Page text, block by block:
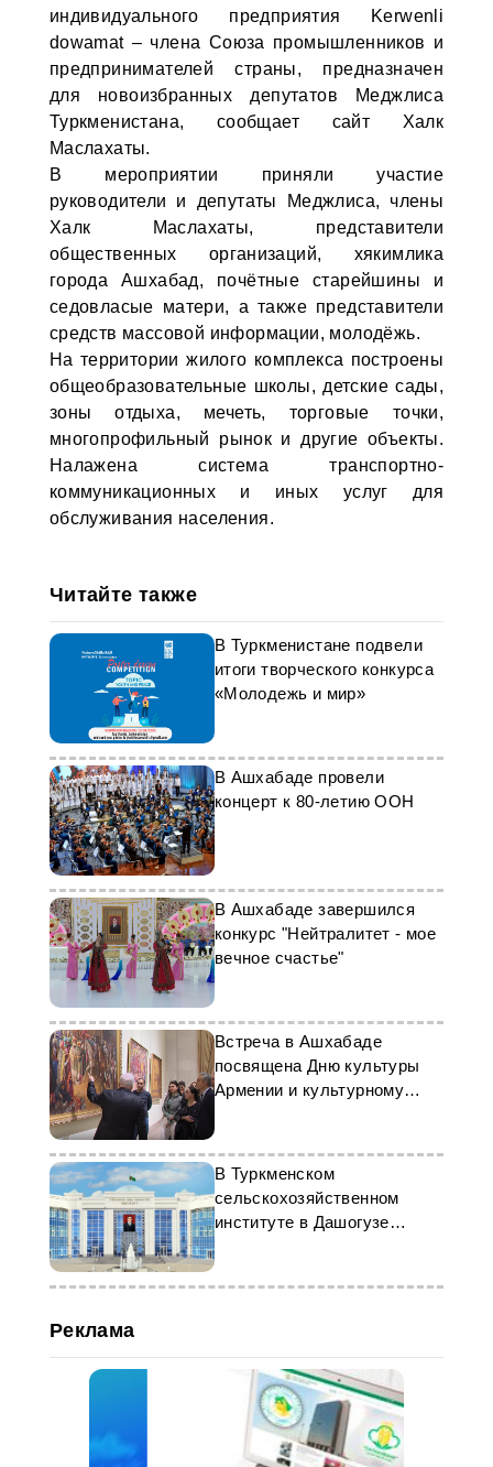
индивидуального предприятия Kerwenli
dowamat – члена Союза промышленников и
предпринимателей страны, предназначен
для новоизбранных депутатов Меджлиса
Туркменистана, сообщает сайт Халк
Маслахаты.
В мероприятии приняли участие
руководители и депутаты Меджлиса, члены
Халк Маслахаты, представители
общественных организаций, хякимлика
города Ашхабад, почётные старейшины и
седовласые матери, а также представители
средств массовой информации, молодёжь.
На территории жилого комплекса построены
общеобразовательные школы, детские сады,
зоны отдыха, мечеть, торговые точки,
многопрофильный рынок и другие объекты.
Налажена система транспортно-
коммуникационных и иных услуг для
обслуживания населения.
Читайте также
В Туркменистане подвели
итоги творческого конкурса
«Молодежь и мир»
В Ашхабаде провели
концерт к 80-летию ООН
В Ашхабаде завершился
конкурс "Нейтралитет - мое
вечное счастье"
Встреча в Ашхабаде
посвящена Дню культуры
Армении и культурному
В Туркменском
сельскохозяйственном
институте в Дашогузе
открылся клуб ЮНЕСКО
Реклама